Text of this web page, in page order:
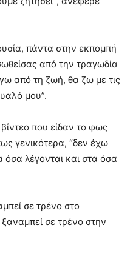
πάντα στην εκπομπή
από την τραγωδία
από τη ζωή, θα ζω με τις
μου”.
που είδαν το φως
γενικότερα, “δεν έχω
όσα λέγονται και στα όσα
σε τρένο στο
σε τρένο στην